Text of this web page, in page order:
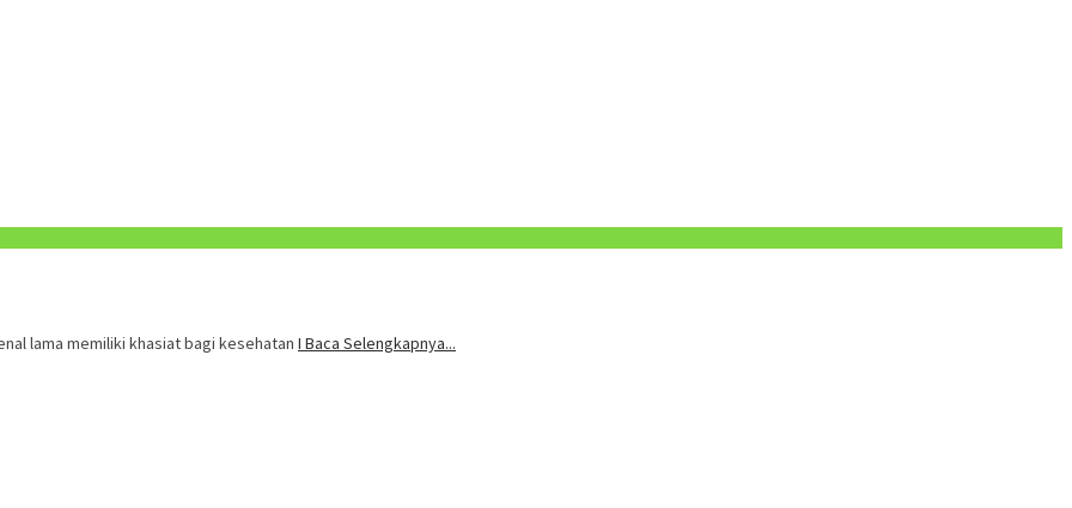
lama memiliki khasiat bagi kesehatan I Baca Selengkapnya...